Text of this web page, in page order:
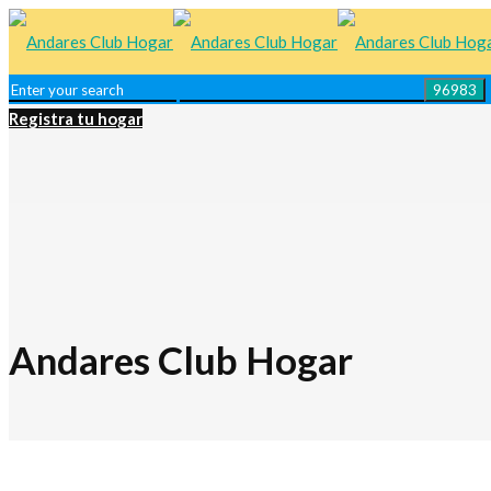
Registra tu hogar
Andares Club Hogar